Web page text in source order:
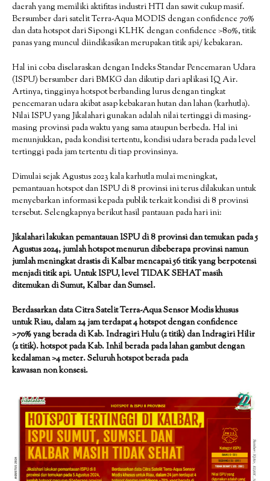
daerah yang memiliki aktifitas industri HTI dan sawit cukup masif.
Bersumber dari satelit Terra-Aqua MODIS dengan confidence 70%
dan data hotspot dari Sipongi KLHK dengan confidence >80%, titik
panas yang muncul diindikasikan merupakan titik api/ kebakaran.
Hal ini coba diselaraskan dengan Indeks Standar Pencemaran Udara
(ISPU) bersumber dari BMKG dan dikutip dari aplikasi IQ Air.
Artinya, tingginya hotspot berbanding lurus dengan tingkat
pencemaran udara akibat asap kebakaran hutan dan lahan (karhutla).
Nilai ISPU yang Jikalahari gunakan adalah nilai tertinggi di masing-
masing provinsi pada waktu yang sama ataupun berbeda. Hal ini
menunjukkan, pada kondisi tertentu, kondisi udara berada pada level
tertinggi pada jam tertentu di tiap provinsinya.
Dimulai sejak Agustus 2023 kala karhutla mulai meningkat,
pemantauan hotspot dan ISPU di 8 provinsi ini terus dilakukan untuk
menyebarkan informasi kepada publik terkait kondisi di 8 provinsi
tersebut. Selengkapnya berikut hasil pantauan pada hari ini:
Jikalahari lakukan pemantauan ISPU di 8 provinsi dan temukan pada 5
Agustus 2024, jumlah hotspot menurun dibeberapa provinsi namun
jumlah meningkat drastis di Kalbar mencapai 56 titik yang berpotensi
menjadi titik api. Untuk ISPU, level TIDAK SEHAT masih
ditemukan di Sumut, Kalbar dan Sumsel.
Berdasarkan data Citra Satelit Terra-Aqua Sensor Modis khusus
untuk Riau, dalam 24 jam terdapat 4 hotspot dengan confidence
>70% yang berada di Kab. Indragiri Hulu (2 titik) dan Indragiri Hilir
(2 titik). hotspot pada Kab. Inhil berada pada lahan gambut dengan
kedalaman >4 meter. Seluruh hotspot berada pada
kawasan non konsesi.